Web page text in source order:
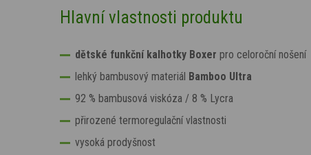
Hlavní vlastnosti produktu
dětské funkční kalhotky Boxer pro celoroční nošení
lehký bambusový materiál Bamboo Ultra
92 % bambusová viskóza / 8 % Lycra
přirozené termoregulační vlastnosti
vysoká prodyšnost